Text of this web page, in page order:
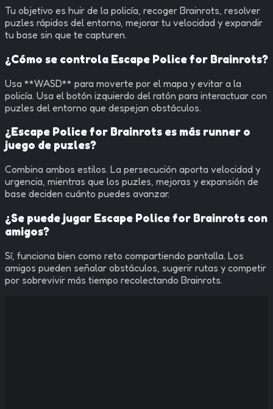
Tu objetivo es huir de la policía, recoger Brainrots, resolver
puzles rápidos del entorno, mejorar tu velocidad y expandir
tu base sin que te capturen.
¿Cómo se controla Escape Police for Brainrots?
Usa **WASD** para moverte por el mapa y evitar a la
policía. Usa el botón izquierdo del ratón para interactuar con
puzles del entorno que despejan obstáculos.
¿Escape Police for Brainrots es más runner o
juego de puzles?
Combina ambos estilos. La persecución aporta velocidad y
urgencia, mientras que los puzles, mejoras y expansión de
base deciden cuánto puedes avanzar.
¿Se puede jugar Escape Police for Brainrots con
amigos?
Sí, funciona bien como reto compartiendo pantalla. Los
amigos pueden señalar obstáculos, sugerir rutas y competir
por sobrevivir más tiempo recolectando Brainrots.